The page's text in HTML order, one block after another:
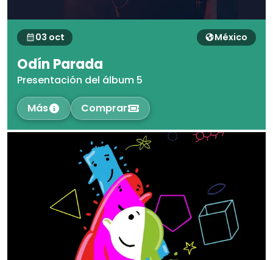
03 oct México
Odín Parada
Presentación del álbum 5
Más
Comprar